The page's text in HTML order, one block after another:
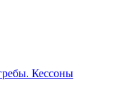
Кессоны